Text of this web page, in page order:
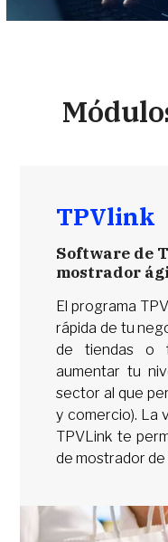
TPVlink
Software de
mostrador
El programa
rápida de tu
de tiendas o
aumentar tu
sector al que
y comercio). La
TPVLink te
de mostrador de